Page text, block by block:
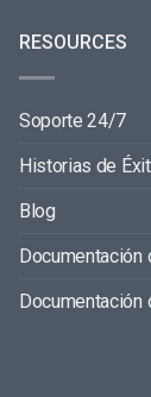
RESOURCES
Soporte 24/7
Historias de
Blog
Documentación
Documentación